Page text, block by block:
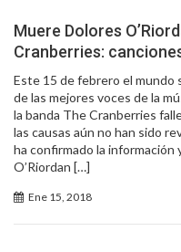
Muere Dolores
Cranberries:
Este 15 de febrero el mundo
de las mejores voces de la
la banda The Cranberries
las causas aún no han sido
ha confirmado la información
O’Riordan […]
Ene 15, 2018